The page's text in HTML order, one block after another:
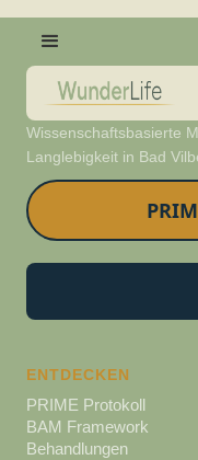
Wissenschaftsbasierte
Langlebigkeit in Bad
ENTDECKEN
PRIME Protokoll
BAM Framework
Behandlungen